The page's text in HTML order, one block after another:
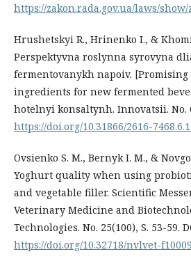
https://zakon.rada.gov.ua/laws/show/
Hrushetskyi R., Hrinenko I., &
Perspektyvna roslynna syrovyna
fermentovanykh napoiv.
ingredients for new fermented
hotelnyi konsaltynh. Innovatsii. No.
https://doi.org/10.31866/2616-
Ovsienko S. M., Bernyk I. M., &
Yoghurt quality when using
and vegetable filler. Scientific
Veterinary Medicine and
Technologies. No. 25(100), S. 53-59.
https://doi.org/10.32718/nvlvet-f10009